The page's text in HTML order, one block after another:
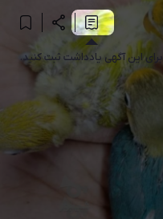
برای این آگهی یادداشت ثبت کنید.